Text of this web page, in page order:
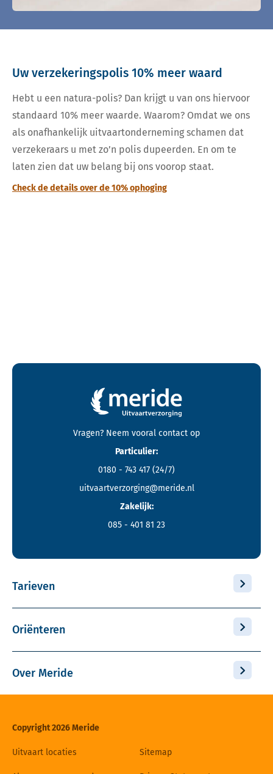
Uw verzekeringspolis 10% meer waard
Hebt u een natura-polis? Dan krijgt u van ons hiervoor
standaard 10% meer waarde. Waarom? Omdat we ons
als onafhankelijk uitvaartonderneming schamen dat
verzekeraars u met zo’n polis dupeerden. En om te
laten zien dat uw belang bij ons voorop staat.
Check de details over de 10% ophoging
Contactgegevens en footer menu van Meride
Vragen? Neem vooral contact op
Particulier:
0180 - 743 417 (24/7)
uitvaartverzorging@meride.nl
Zakelijk:
085 - 401 81 23
Tarieven
Oriënteren
Over Meride
Copyright 2026 Meride
Uitvaart locaties Sitemap